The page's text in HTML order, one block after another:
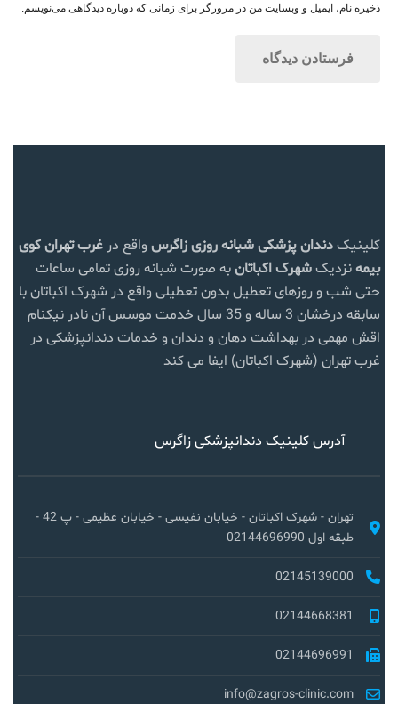
ذخیره نام، ایمیل و وبسایت من در مرورگر برای زمانی که دوباره دیدگاهی می‌نویسم.
کلینیکدندان پزشکی شبانه روزی زاگرس واقع در غرب تهرانکوی
بیمهنزدیکشهرک اکباتانبه صورت شبانه روزی تمامی ساعات
حتی شب و روزهای تعطیل بدون تعطیلی واقع در شهرک اکباتان با
سابقه درخشان 3 ساله و 35 سال خدمت موسس آن نادر نیکنام
اقش مهمی در بهداشت دهان و دندان و خدمات دندانپزشکی در
غرب تهران (شهرک اکباتان) ایفا می کند
آدرس کلینیک دندانپزشکی زاگرس
تهران - شهرک اکباتان - خیابان نفیسی - خیابان عظیمی - پ 42 -
طبقه اول 02144696990
02145139000
02144668381
02144696991
info@zagros-clinic.com